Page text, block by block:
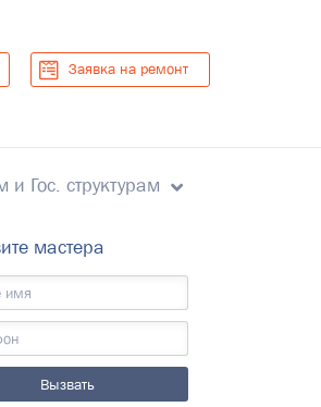
Заявка на ремонт
Гос. структурам
мастера